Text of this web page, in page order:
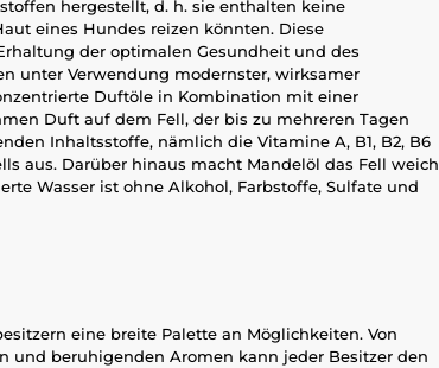
hergestellt, d. h. sie enthalten keine
eines Hundes reizen könnten. Diese
der optimalen Gesundheit und des
unter Verwendung modernster, wirksamer
Duftöle in Kombination mit einer
Duft auf dem Fell, der bis zu mehreren Tagen
Inhaltsstoffe, nämlich die Vitamine A, B1, B2, B6
aus. Darüber hinaus macht Mandelöl das Fell weich
Wasser ist ohne Alkohol, Farbstoffe, Sulfate und
eine breite Palette an Möglichkeiten. Von
beruhigenden Aromen kann jeder Besitzer den